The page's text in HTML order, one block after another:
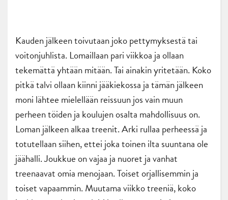
Kauden jälkeen toivutaan joko pettymyksestä tai
voitonjuhlista. Lomaillaan pari viikkoa ja ollaan
tekemättä yhtään mitään. Tai ainakin yritetään. Koko
pitkä talvi ollaan kiinni jääkiekossa ja tämän jälkeen
moni lähtee mielellään reissuun jos vain muun
perheen töiden ja koulujen osalta mahdollisuus on.
Loman jälkeen alkaa treenit. Arki rullaa perheessä ja
totutellaan siihen, ettei joka toinen ilta suuntana ole
jäähalli. Joukkue on vajaa ja nuoret ja vanhat
treenaavat omia menojaan. Toiset orjallisemmin ja
toiset vapaammin. Muutama viikko treeniä, koko